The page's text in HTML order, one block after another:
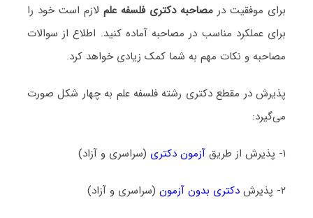
برای موفقیت در مصاحبه دکتری فلسفه علم لازم است خود را
برای عملکرد مناسب در مصاحبه آماده کنید. اطلاع از سوالات
مصاحبه و نکات مهم به شما کمک زیادی خواهد کرد.
پذیرش در مقطع دکتری رشته فلسفه علم به چهار شکل صورت
می‌گیرد:
۱- پذیرش از طریق آزمون دکتری (سراسری و آزاد)
۲- پذیرش دکتری بدون آزمون(سراسری و آزاد)